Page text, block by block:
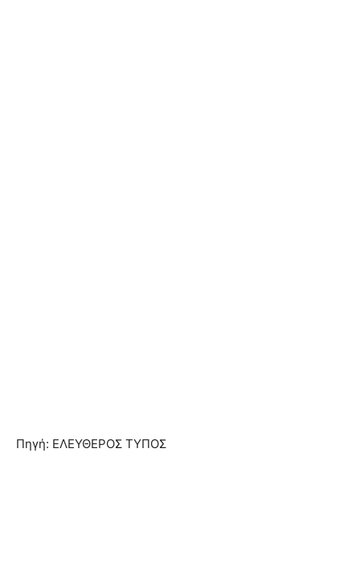
Πηγή: ΕΛΕΥΘΕΡΟΣ ΤΥΠΟΣ